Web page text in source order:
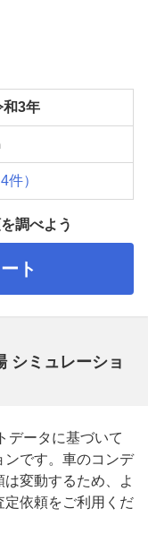
和3年
4件）
調べよう
ト
シミュレーショ
データに基づいて
ンです。車のコンデ
変動するため、よ
定依頼をご利用くだ